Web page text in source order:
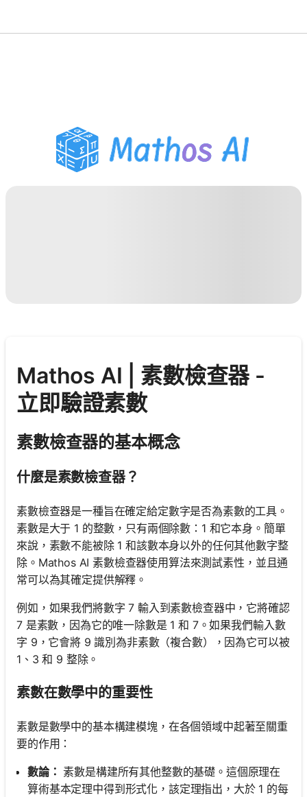
PDF 作業助手
學習工具
Mathos AI | 素數檢查器 -
立即驗證素數
素數檢查器的基本概念
什麼是素數檢查器？
素數檢查器是一種旨在確定給定數字是否為素數的工具。
素數是大于 1 的整數，只有兩個除數：1 和它本身。簡單
來說，素數不能被除 1 和該數本身以外的任何其他數字整
除。Mathos AI 素數檢查器使用算法來測試素性，並且通
常可以為其確定提供解釋。
例如，如果我們將數字 7 輸入到素數檢查器中，它將確認
7 是素數，因為它的唯一除數是 1 和 7。如果我們輸入數
字 9，它會將 9 識別為非素數（複合數），因為它可以被
1、3 和 9 整除。
素數在數學中的重要性
素數是數學中的基本構建模塊，在各個領域中起著至關重
要的作用：
數論： 素數是構建所有其他整數的基礎。這個原理在
算術基本定理中得到形式化，該定理指出，大於 1 的每